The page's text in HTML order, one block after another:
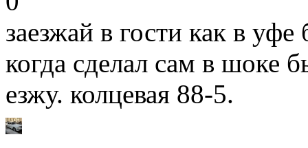
заезжай в гости как в
когда сделал сам в шоке
езжу. колцевая 88-5.